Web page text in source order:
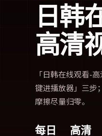
日韩
高清
「日韩在线观看-
键进播放器」三步
摩擦尽量归零。
每日 高清